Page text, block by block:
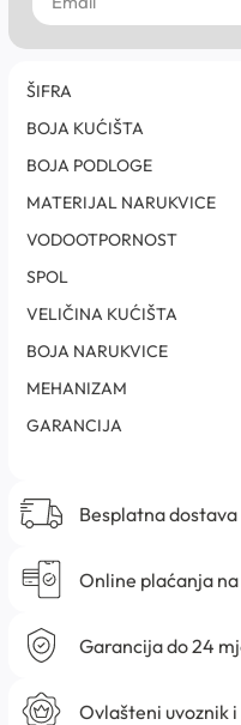
ŠIFRA
BOJA KUĆIŠTA
BOJA PODLOGE
MATERIJAL NARUKVICE
VODOOTPORNOST
SPOL
VELIČINA KUĆIŠTA
BOJA NARUKVICE
MEHANIZAM
GARANCIJA
Besplatna
Online plaćanja na
Garancija do 24
Ovlašteni uvoznik